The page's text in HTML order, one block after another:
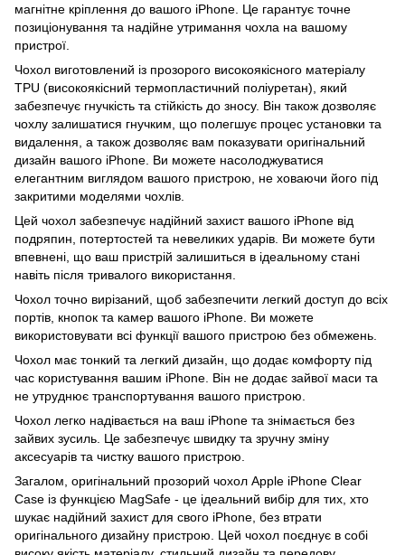
магнітне кріплення до вашого iPhone. Це гарантує точне
позиціонування та надійне утримання чохла на вашому
пристрої.
Чохол виготовлений із прозорого високоякісного матеріалу
TPU (високоякісний термопластичний поліуретан), який
забезпечує гнучкість та стійкість до зносу. Він також дозволяє
чохлу залишатися гнучким, що полегшує процес установки та
видалення, а також дозволяє вам показувати оригінальний
дизайн вашого iPhone. Ви можете насолоджуватися
елегантним виглядом вашого пристрою, не ховаючи його під
закритими моделями чохлів.
Цей чохол забезпечує надійний захист вашого iPhone від
подряпин, потертостей та невеликих ударів. Ви можете бути
впевнені, що ваш пристрій залишиться в ідеальному стані
навіть після тривалого використання.
Чохол точно вирізаний, щоб забезпечити легкий доступ до всіх
портів, кнопок та камер вашого iPhone. Ви можете
використовувати всі функції вашого пристрою без обмежень.
Чохол має тонкий та легкий дизайн, що додає комфорту під
час користування вашим iPhone. Він не додає зайвої маси та
не утруднює транспортування вашого пристрою.
Чохол легко надівається на ваш iPhone та знімається без
зайвих зусиль. Це забезпечує швидку та зручну зміну
аксесуарів та чистку вашого пристрою.
Загалом, оригінальний прозорий чохол Apple iPhone Clear
Case із функцією MagSafe - це ідеальний вибір для тих, хто
шукає надійний захист для свого iPhone, без втрати
оригінального дизайну пристрою. Цей чохол поєднує в собі